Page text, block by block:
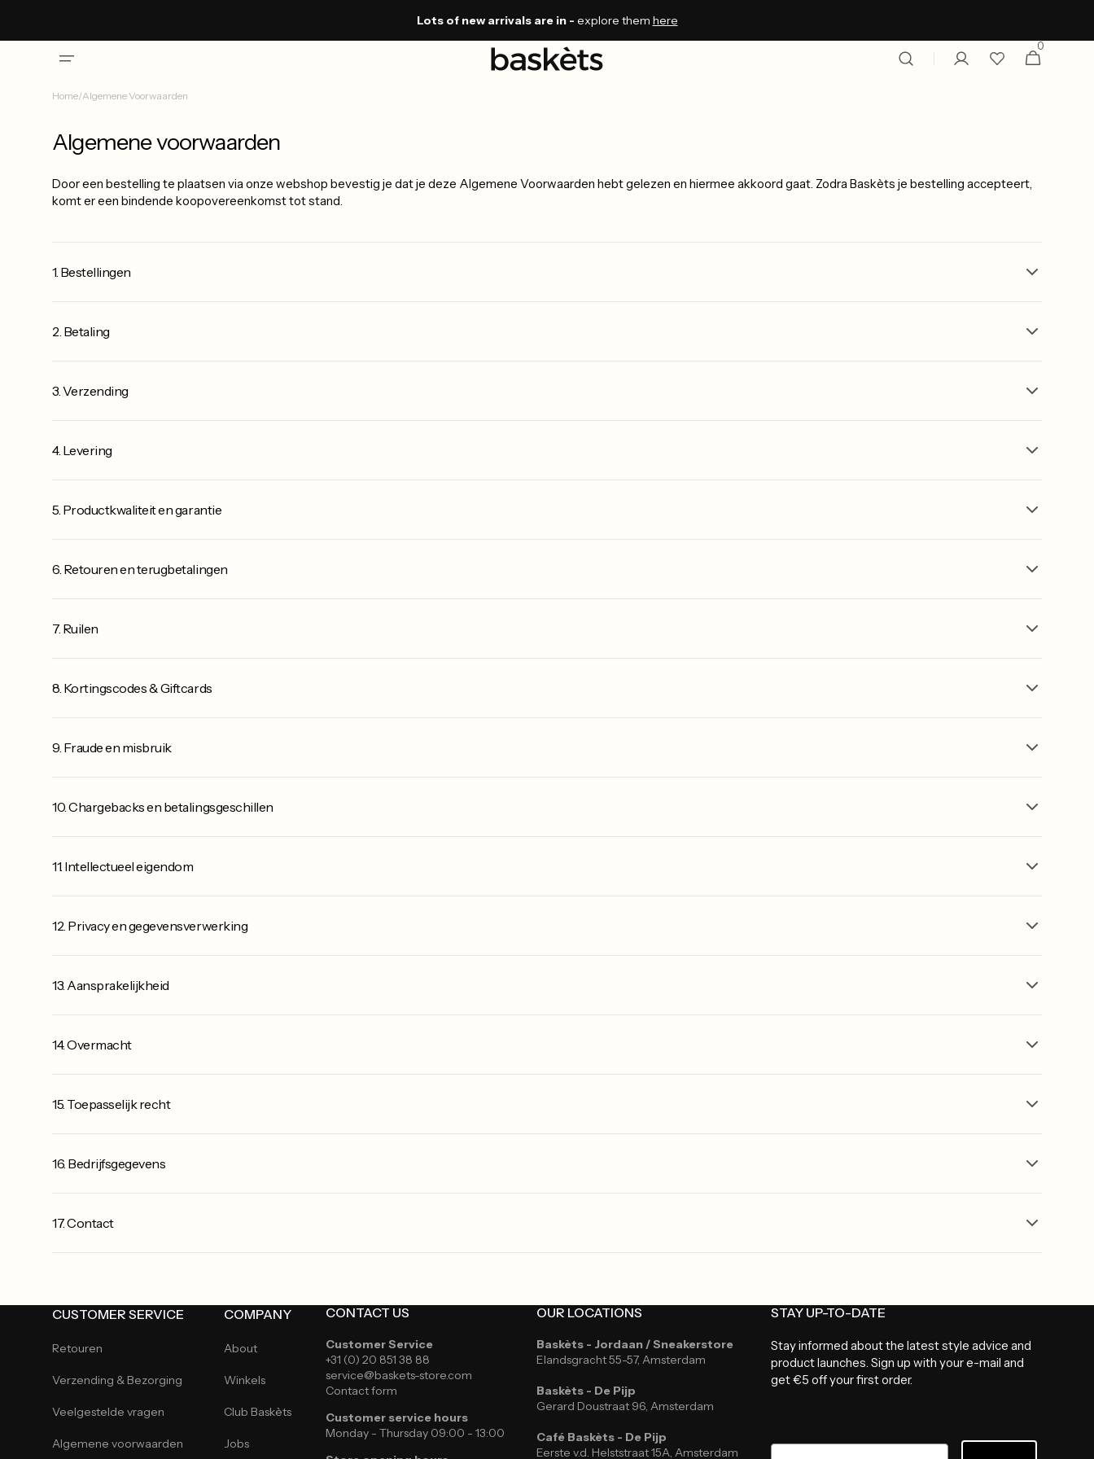
Lots of new arrivals are in - explore them here
Winkelwagen
0
0
items
Home/Algemene Voorwaarden
Algemene voorwaarden
Door een bestelling te plaatsen via onze webshop bevestig je dat je deze Algemene Voorwaarden hebt gelezen en hiermee akkoord gaat. Zodra Baskèts je bestelling accepteert,
komt er een bindende koopovereenkomst tot stand.
1. Bestellingen
2. Betaling
3. Verzending
4. Levering
5. Productkwaliteit en garantie
6. Retouren en terugbetalingen
7. Ruilen
8. Kortingscodes & Giftcards
9. Fraude en misbruik
10. Chargebacks en betalingsgeschillen
11. Intellectueel eigendom
12. Privacy en gegevensverwerking
13. Aansprakelijkheid
14. Overmacht
15. Toepasselijk recht
16. Bedrijfsgegevens
17. Contact
CUSTOMER SERVICE
Retouren
Verzending & Bezorging
Veelgestelde vragen
Algemene voorwaarden
COMPANY
About
Winkels
Club Baskèts
Jobs
CONTACT US
Customer Service
+31 (0) 20 851 38 88
service@baskets-store.com
Contact form
Customer service hours
Monday - Thursday 09:00 - 13:00
OUR LOCATIONS
Baskèts - Jordaan / Sneakerstore
Elandsgracht 55-57, Amsterdam
Baskèts - De Pijp
Gerard Doustraat 96, Amsterdam
Café Baskèts - De Pijp
Eerste v.d. Helststraat 15A, Amsterdam
STAY UP-TO-DATE
Stay informed about the latest style advice and
product launches. Sign up with your e-mail and
get €5 off your first order.
Email